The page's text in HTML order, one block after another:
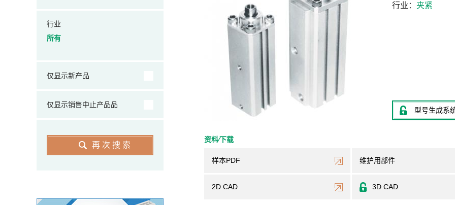
行业 夹紧
型号生成系
资料⁄下载
样本PDF 维护用部件
2D CAD 3D CAD
行业
所有
仅显示新产品
仅显示销售中止产品品
再次搜索